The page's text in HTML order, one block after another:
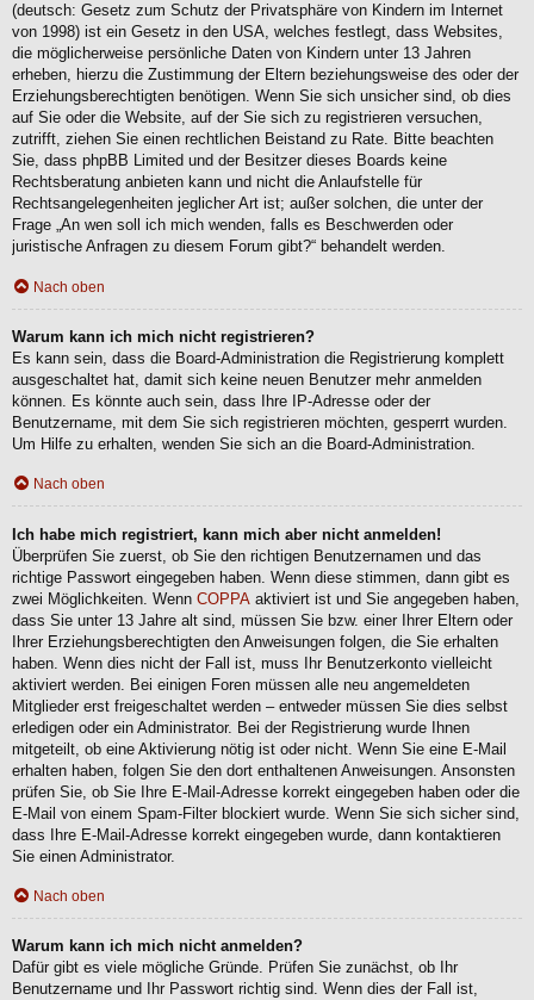
(deutsch: Gesetz zum Schutz der Privatsphäre von Kindern im Internet
von 1998) ist ein Gesetz in den USA, welches festlegt, dass Websites,
die möglicherweise persönliche Daten von Kindern unter 13 Jahren
erheben, hierzu die Zustimmung der Eltern beziehungsweise des oder der
Erziehungsberechtigten benötigen. Wenn Sie sich unsicher sind, ob dies
auf Sie oder die Website, auf der Sie sich zu registrieren versuchen,
zutrifft, ziehen Sie einen rechtlichen Beistand zu Rate. Bitte beachten
Sie, dass phpBB Limited und der Besitzer dieses Boards keine
Rechtsberatung anbieten kann und nicht die Anlaufstelle für
Rechtsangelegenheiten jeglicher Art ist; außer solchen, die unter der
Frage „An wen soll ich mich wenden, falls es Beschwerden oder
juristische Anfragen zu diesem Forum gibt?“ behandelt werden.
Nach oben
Warum kann ich mich nicht registrieren?
Es kann sein, dass die Board-Administration die Registrierung komplett
ausgeschaltet hat, damit sich keine neuen Benutzer mehr anmelden
können. Es könnte auch sein, dass Ihre IP-Adresse oder der
Benutzername, mit dem Sie sich registrieren möchten, gesperrt wurden.
Um Hilfe zu erhalten, wenden Sie sich an die Board-Administration.
Nach oben
Ich habe mich registriert, kann mich aber nicht anmelden!
Überprüfen Sie zuerst, ob Sie den richtigen Benutzernamen und das
richtige Passwort eingegeben haben. Wenn diese stimmen, dann gibt es
zwei Möglichkeiten. Wenn COPPA aktiviert ist und Sie angegeben haben,
dass Sie unter 13 Jahre alt sind, müssen Sie bzw. einer Ihrer Eltern oder
Ihrer Erziehungsberechtigten den Anweisungen folgen, die Sie erhalten
haben. Wenn dies nicht der Fall ist, muss Ihr Benutzerkonto vielleicht
aktiviert werden. Bei einigen Foren müssen alle neu angemeldeten
Mitglieder erst freigeschaltet werden – entweder müssen Sie dies selbst
erledigen oder ein Administrator. Bei der Registrierung wurde Ihnen
mitgeteilt, ob eine Aktivierung nötig ist oder nicht. Wenn Sie eine E-Mail
erhalten haben, folgen Sie den dort enthaltenen Anweisungen. Ansonsten
prüfen Sie, ob Sie Ihre E-Mail-Adresse korrekt eingegeben haben oder die
E-Mail von einem Spam-Filter blockiert wurde. Wenn Sie sich sicher sind,
dass Ihre E-Mail-Adresse korrekt eingegeben wurde, dann kontaktieren
Sie einen Administrator.
Nach oben
Warum kann ich mich nicht anmelden?
Dafür gibt es viele mögliche Gründe. Prüfen Sie zunächst, ob Ihr
Benutzername und Ihr Passwort richtig sind. Wenn dies der Fall ist,